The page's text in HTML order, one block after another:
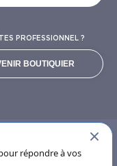
PROFESSIONNEL ?
BOUTIQUIER
répondre à vos